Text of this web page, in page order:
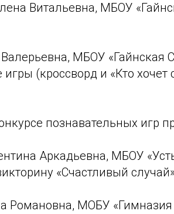
Витальевна, МБОУ
МБОУ «Гайнская
(кроссворд и «Кто хочет
познавательных игр
Аркадьевна, МБОУ
«Счастливый
Романовна, МОБУ